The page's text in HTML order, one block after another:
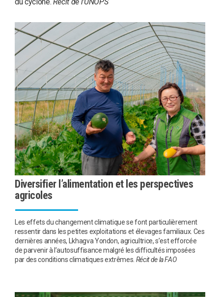
Diversifier l’alimentation et les perspectives
agricoles
Les effets du changement climatique se font particulièrement
ressentir dans les petites exploitations et élevages familiaux. Ces
dernières années, Lkhagva Yondon, agricultrice, s’est efforcée
de parvenir à l’autosuffisance malgré les difficultés imposées
par des conditions climatiques extrêmes. Récit de la FAO